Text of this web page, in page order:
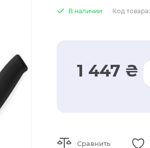
В наличии Код товара:
1 447 ₴
Сравнить